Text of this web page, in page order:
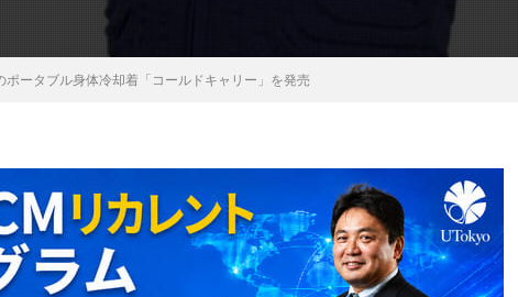
ポータブル身体冷却着「コールドキャリー」を発売